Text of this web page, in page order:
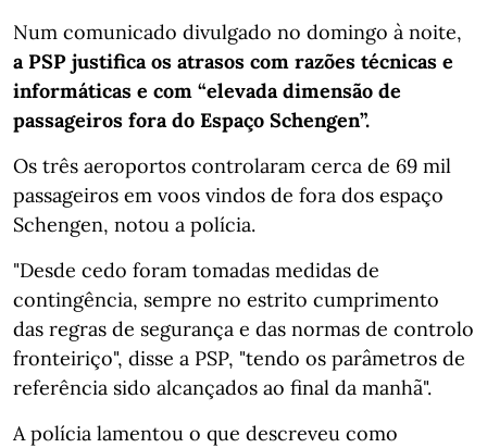
Num comunicado divulgado no domingo à noite,
a PSP justifica os atrasos com razões técnicas e
informáticas e com “elevada dimensão de
passageiros fora do Espaço Schengen”.
Os três aeroportos controlaram cerca de 69 mil
passageiros em voos vindos de fora dos espaço
Schengen, notou a polícia.
"Desde cedo foram tomadas medidas de
contingência, sempre no estrito cumprimento
das regras de segurança e das normas de controlo
fronteiriço", disse a PSP, "tendo os parâmetros de
referência sido alcançados ao final da manhã".
A polícia lamentou o que descreveu como